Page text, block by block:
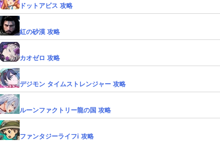
ドットアビス 攻略
紅の砂漠 攻略
カオゼロ 攻略
デジモン タイムストレンジャー 攻略
ルーンファクトリー龍の国 攻略
ファンタジーライフi 攻略